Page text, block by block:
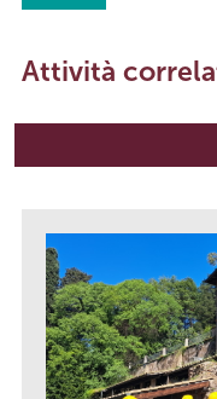
Attività